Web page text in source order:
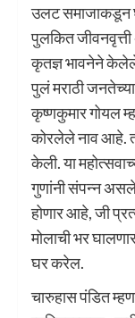
उलट समाजाकडून
पुलकित
कृतज्ञ भावनेने
पुलं मराठी
कृष्णकुमार गोयल
कोरलेले नाव आहे.
केली. या
गुणांनी संपन्न
होणार आहे, जी
मोलाची भर
घर करेल.
चारुहास पंडित